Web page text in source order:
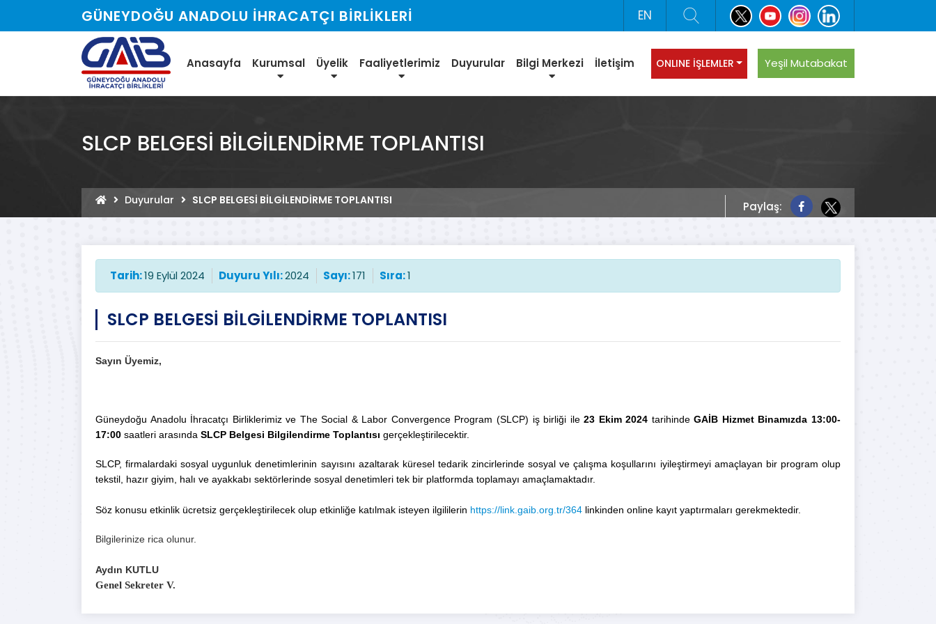
GÜNEYDOĞU ANADOLU İHRACATÇI BİRLİKLERİ EN
Anasayfa Kurumsal Üyelik Faaliyetlerimiz Duyurular Bilgi Merkezi İletişim ONLINE İŞLEMLER Yeşil Mutabakat
SLCP BELGESİ BİLGİLENDİRME TOPLANTISI
Duyurular SLCP BELGESİ BİLGİLENDİRME TOPLANTISI Paylaş:
Tarih:19 Eylül 2024 Duyuru Yılı:2024 Sayı:171 Sıra:1
SLCP BELGESİ BİLGİLENDİRME TOPLANTISI
Sayın Üyemiz,
Güneydoğu Anadolu İhracatçı Birliklerimiz ve The Social & Labor Convergence Program (SLCP) iş birliği ile23 Ekim 2024 tarihindeGAİB Hizmet Binamızda 13:00-
17:00 saatleri arasında SLCP Belgesi Bilgilendirme Toplantısı gerçekleştirilecektir.
SLCP, firmalardaki sosyal uygunluk denetimlerinin sayısını azaltarak küresel tedarik zincirlerinde sosyal ve çalışma koşullarını iyileştirmeyi amaçlayan bir program olup
tekstil, hazır giyim, halı ve ayakkabı sektörlerinde sosyal denetimleri tek bir platformda toplamayı amaçlamaktadır.
Söz konusu etkinlik ücretsiz gerçekleştirilecek olup etkinliğe katılmak isteyen ilgililerin https://link.gaib.org.tr/364 linkinden online kayıt yaptırmaları gerekmektedir.
Bilgilerinize rica olunur.
Aydın KUTLU
Genel Sekreter V.